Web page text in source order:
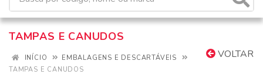
TAMPAS E CANUDOS
VOLTAR
INÍCIO
EMBALAGENS E DESCARTÁVEIS
TAMPAS E CANUDOS